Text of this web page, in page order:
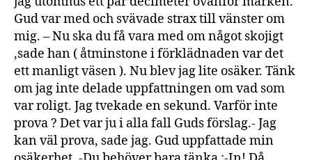
Gud var med och svävade strax till vänster om
mig. – Nu ska du få vara med om något skojigt
,sade han ( åtminstone i förklädnaden var det
ett manligt väsen ). Nu blev jag lite osäker. Tänk
om jag inte delade uppfattningen om vad som
var roligt. Jag tvekade en sekund. Varför inte
prova ? Det var ju i alla fall Guds förslag.- Jag
kan väl prova, sade jag. Gud uppfattade min